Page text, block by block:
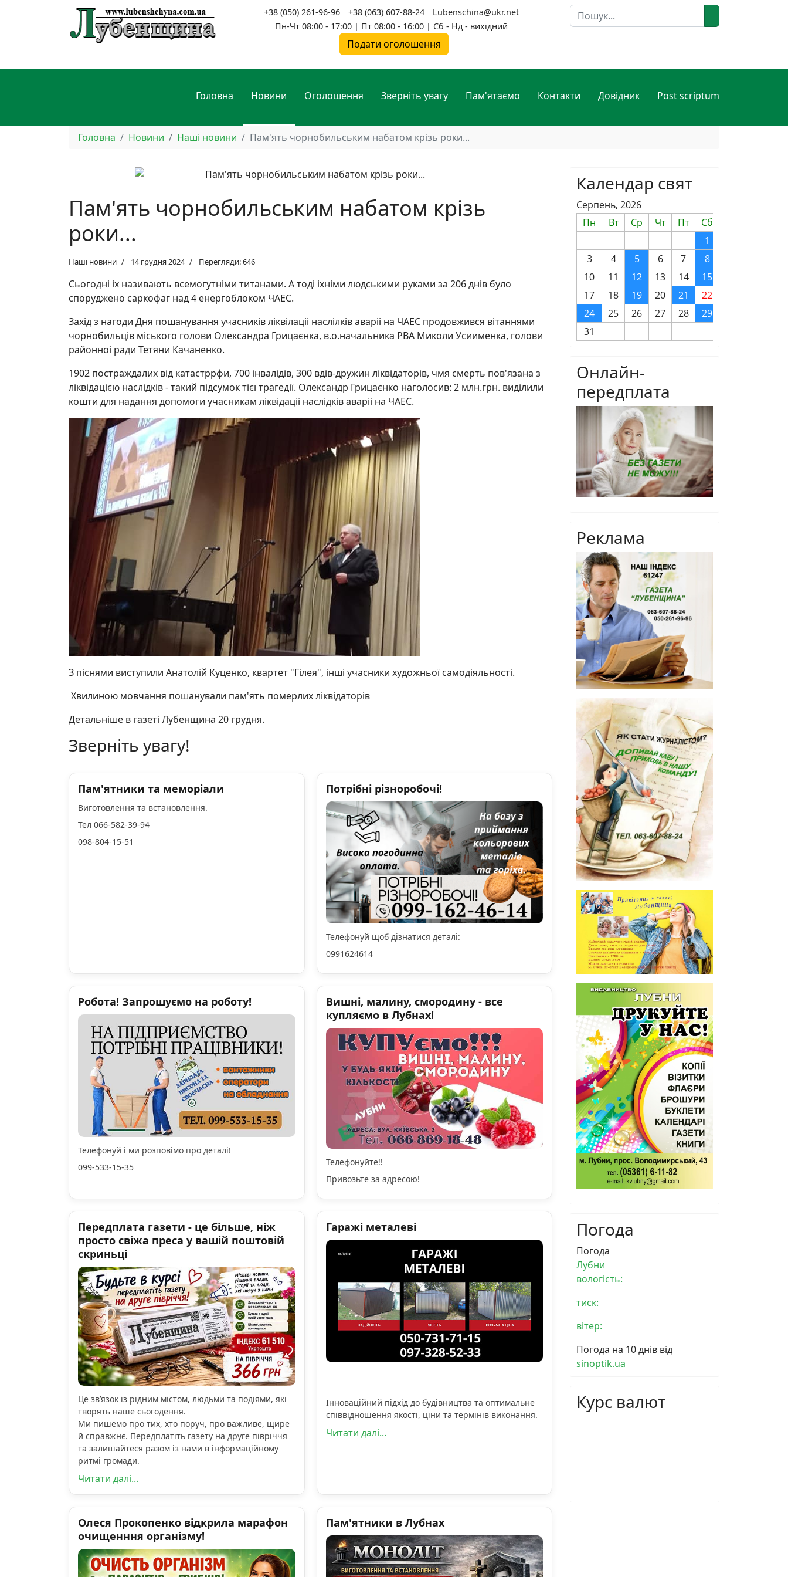
+38 (050) 261-96-96 +38 (063) 607-88-24
Lubenschina@ukr.net
Пн-Чт 08:00 - 17:00 | Пт 08:00 - 16:00 | Сб - Нд - вихідний
Подати оголошення
Пошук
Головна Новини Оголошення Зверніть увагу Пам'ятаємо Контакти Довідник Post scriptum
Головна Новини Наші новини Пам'ять чорнобильським набатом крізь роки...
Пам'ять чорнобильським набатом крізь
роки...
Наші новини 14 грудня 2024 Перегляди: 646
Сьогодні іх називають всемогутніми титанами. А тоді іхніми людськими руками за 206 днів було
споруджено саркофаг над 4 енергоблоком ЧАЕС.
Захід з нагоди Дня пошанування учасників ліквілаціі наслілків аваріі на ЧАЕС продовжився вітаннями
чорнобильців міського голови Олександра Грицаєнка, в.о.начальника РВА Миколи Усиименка, голови
районноі ради Тетяни Качаненко.
1902 постраждалих від катастррфи, 700 інвалідів, 300 вдів-дружин ліквідаторів, чмя смерть пов'язана з
ліквідацією наслідків - такий підсумок тієї трагедії. Олександр Грицаєнко наголосив: 2 млн.грн. виділили
кошти для надання допомоги учасникам ліквідаціі наслідків аваріі на ЧАЕС.
З піснями виступили Анатолій Куценко, квартет "Гілея", інші учасники художньої самодіяльності.
Хвилиною мовчання пошанували пам'ять померлих ліквідаторів
Детальніше в газеті Лубенщина 20 грудня.
Зверніть увагу!
Пам'ятники та меморіали
Виготовлення та встановлення.
Тел 066-582-39-94
098-804-15-51
Потрібні різноробочі!
Телефонуй щоб дізнатися деталі:
0991624614
Робота! Запрошуємо на роботу!
Телефонуй і ми розповімо про деталі!
099-533-15-35
Вишні, малину, смородину - все
купляємо в Лубнах!
Телефонуйте!!
Привозьте за адресою!
Передплата газети - це більше, ніж
просто свіжа преса у вашій поштовій
скриньці
Це зв’язок із рідним містом, людьми та подіями, які
творять наше сьогодення.
Ми пишемо про тих, хто поруч, про важливе, щире
й справжнє. Передплатіть газету на друге півріччя
та залишайтеся разом із нами в інформаційному
ритмі громади.
Читати далі...
Гаражі металеві
Інноваційний підхід до будівництва та оптимальне
співвідношення якості, ціни та термінів виконання.
Читати далі...
Олеся Прокопенко відкрила марафон
очищенння організму!
Пам'ятники в Лубнах
Календар свят
Серпень, 2026
Пн
Вт Ср Чт Пт Сб
1
3
4 5 6 7 8
10
11 12 13 14 15
17
18 19 20 21 22
24
25 26 27 28 29
31
Онлайн-
передплата
Реклама
Погода
Погода
Лубни
вологість:
тиск:
вітер:
Погода на 10 днів від
sinoptik.ua
Курс валют